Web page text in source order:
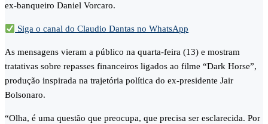
ex-banqueiro Daniel Vorcaro.
Siga o canal do Claudio Dantas no WhatsApp
As mensagens vieram a público na quarta-feira (13) e mostram
tratativas sobre repasses financeiros ligados ao filme “Dark Horse”,
produção inspirada na trajetória política do ex-presidente Jair
Bolsonaro.
“Olha, é uma questão que preocupa, que precisa ser esclarecida. Por